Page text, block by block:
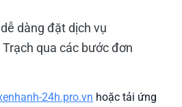
dàng đặt dịch vụ
qua các bước đơn
24h.pro.vn hoặc tải ứng